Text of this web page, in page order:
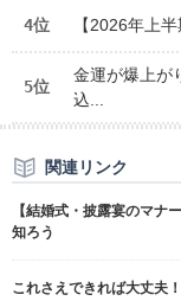
4位 【2026年上
5位
金運が爆上が
込...
関連リンク
【結婚式・披露宴のマ
知ろう
これさえできれば大丈夫